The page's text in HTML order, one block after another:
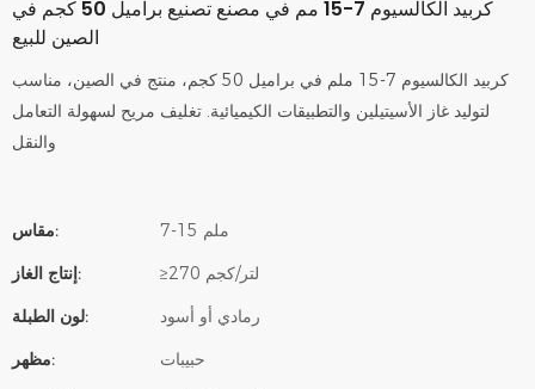
كربيد الكالسيوم 7-15 مم في مصنع تصنيع براميل 50 كجم في
الصين للبيع
كربيد الكالسيوم 7-15 ملم في براميل 50 كجم، منتج في الصين، مناسب
لتوليد غاز الأسيتيلين والتطبيقات الكيميائية. تغليف مريح لسهولة التعامل
والنقل
مقاس:
7-15 ملم
إنتاج الغاز:
≥270 لتر/كجم
لون الطبلة:
رمادي أو أسود
مظهر:
حبيبات